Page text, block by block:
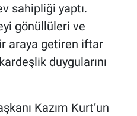
sahipliği yaptı.
gönüllüleri ve
araya getiren iftar
duygularını
Kazım Kurt’un